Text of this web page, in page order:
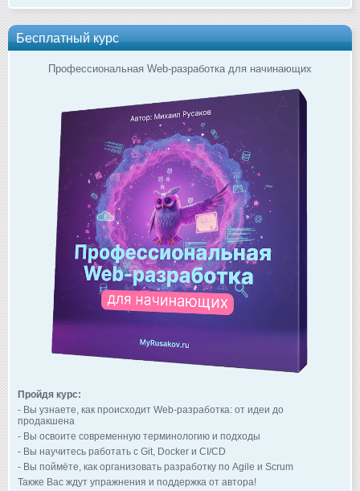
Бесплатный курс
Профессиональная Web-разработка для начинающих
Пройдя курс:
- Вы узнаете, как происходит Web-разработка: от идеи до
продакшена
- Вы освоите современную терминологию и подходы
- Вы научитесь работать с Git, Docker и CI/CD
- Вы поймёте, как организовать разработку по Agile и Scrum
Также Вас ждут упражнения и поддержка от автора!